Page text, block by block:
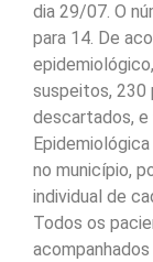
dia 29/07. O
para 14. De
suspeitos, 230
descartados, e
no município,
individual de
Todos os